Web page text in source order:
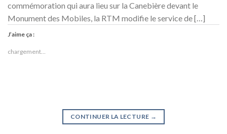
commémoration qui aura lieu sur la Canebière devant le
Monument des Mobiles, la RTM modifie le service de […]
J’aime ça :
chargement…
CONTINUER LA LECTURE →